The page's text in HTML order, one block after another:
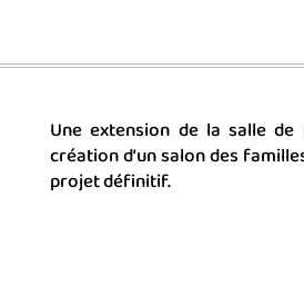
Une extension de la salle
création d’un salon des
projet définitif.